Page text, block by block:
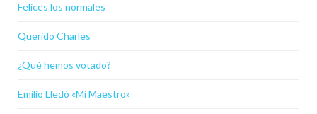
Felices los normales
Querido Charles
¿Qué hemos votado?
Emilio Lledó «Mi Maestro»